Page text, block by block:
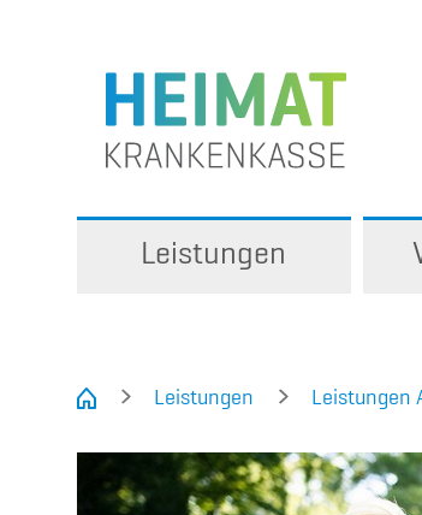
Leistungen
Leistungen Leistungen